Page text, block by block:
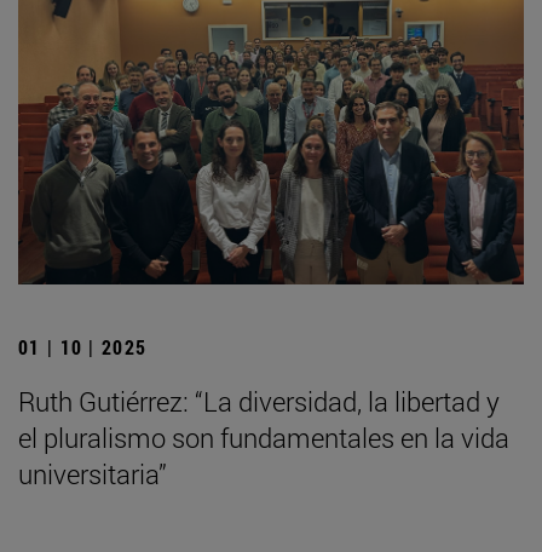
01 | 10 | 2025
Ruth Gutiérrez: “La diversidad, la libertad y
el pluralismo son fundamentales en la vida
universitaria”